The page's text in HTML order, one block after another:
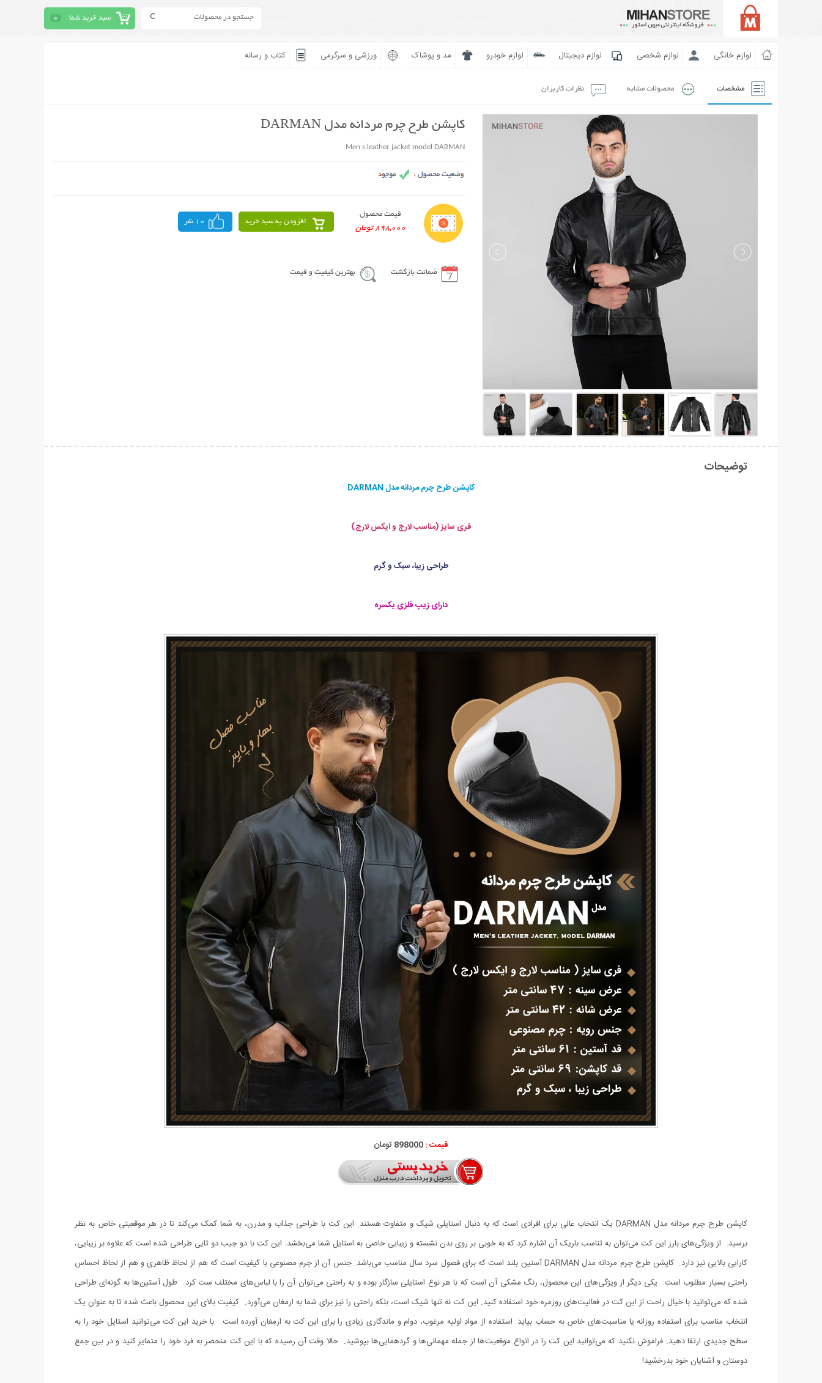
سبد خرید شما 0
لوازم خانگی لوازم شخصی لوازم دیجیتال لوازم خودرو مد و پوشاک ورزشی و سرگرمی کتاب و رسانه
مشخصات محصولات مشابه نظرات کاربران
کاپشن طرح چرم مردانه مدل DARMAN
Men s leather jacket model DARMAN
قیمت محصول
898,000 تومان
افزودن به سبد خرید 10 نفر
ضمانت بازگشت بهترین کیفیت و قیمت
توضیحات
کاپشن طرح چرم مردانه مدل DARMAN
فری سایز (مناسب لارج و ایکس لارج)
طراحی زیبا، سبک و گرم
دارای زیپ فلزی یکسره
قیمت :898000 تومان
کاپشن طرح چرم مردانه مدل DARMAN یک انتخاب عالی برای افرادی است که به دنبال استایلی شیک و متفاوت هستند. این کت با طراحی جذاب و مدرن، به شما کمک می‌کند تا در هر موقعیتی خاص به نظر
برسید. از ویژگی‌های بارز این کت می‌توان به تناسب باریک آن اشاره کرد که به خوبی بر روی بدن نشسته و زیبایی خاصی به استایل شما می‌بخشد. این کت با دو جیب دو تایی طراحی شده است که علاوه بر زیبایی،
کارایی بالایی نیز دارد. کاپشن طرح چرم مردانه مدل DARMAN آستین بلند است که برای فصول سرد سال مناسب می‌باشد. جنس آن از چرم مصنوعی با کیفیت است که هم از لحاظ ظاهری و هم از لحاظ احساس
راحتی بسیار مطلوب است. یکی دیگر از ویژگی‌های این محصول، رنگ مشکی آن است که با هر نوع استایلی سازگار بوده و به راحتی می‌توان آن را با لباس‌های مختلف ست کرد. طول آستین‌ها به گونه‌ای طراحی
شده که می‌توانید با خیال راحت از این کت در فعالیت‌های روزمره خود استفاده کنید. این کت نه تنها شیک است، بلکه راحتی را نیز برای شما به ارمغان می‌آورد. کیفیت بالای این محصول باعث شده تا به عنوان یک
انتخاب مناسب برای استفاده روزانه یا مناسبت‌های خاص به حساب بیاید. استفاده از مواد اولیه مرغوب، دوام و ماندگاری زیادی را برای این کت به ارمغان آورده است. با خرید این کت می‌توانید استایل خود را به
سطح جدیدی ارتقا دهید. فراموش نکنید که می‌توانید این کت را در انواع موقعیت‌ها از جمله مهمانی‌ها و گردهمایی‌ها بپوشید. حالا وقت آن رسیده که با این کت منحصر به فرد خود را متمایز کنید و در بین جمع
دوستان و آشنایان خود بدرخشید!